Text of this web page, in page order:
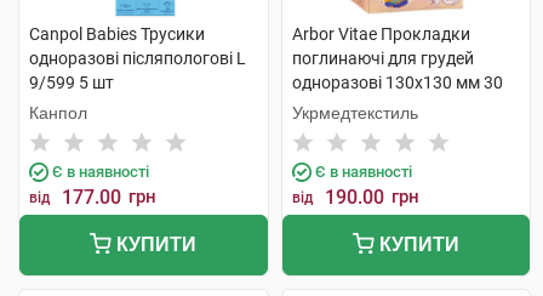
Canpol Babies Трусики
одноразові післяпологові L
9/599 5 шт
Канпол
Є в наявності
від 177.00 грн
КУПИТИ
Arbor Vitae Прокладки
поглинаючі для грудей
одноразові 130х130 мм 30
шт
Укрмедтекстиль
Є в наявності
від 190.00 грн
КУПИТИ